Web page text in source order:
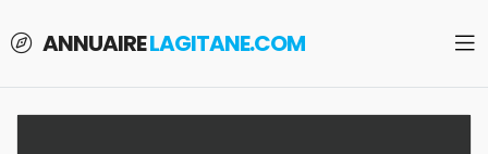
ANNUAIRELAGITANE.COM